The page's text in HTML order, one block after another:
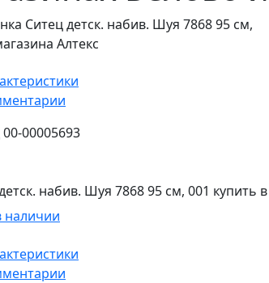
00-00005693
набив. Шуя 7868 95 см, 001 купить
наличии